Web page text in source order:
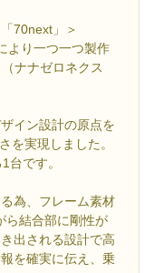
70next」＞
より一つ一つ製作
ナナゼロネクス
イン設計の原点を
を実現しました。
台です。
為、フレーム素材
ら結合部に剛性が
出される設計で高
を確実に伝え、乗